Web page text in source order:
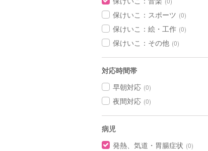
保けいこ：スポーツ (0)
保けいこ：絵・工作 (0)
保けいこ：その他 (0)
対応時間帯
早朝対応 (0)
夜間対応 (0)
病児
発熱、気道・胃腸症状 (0)